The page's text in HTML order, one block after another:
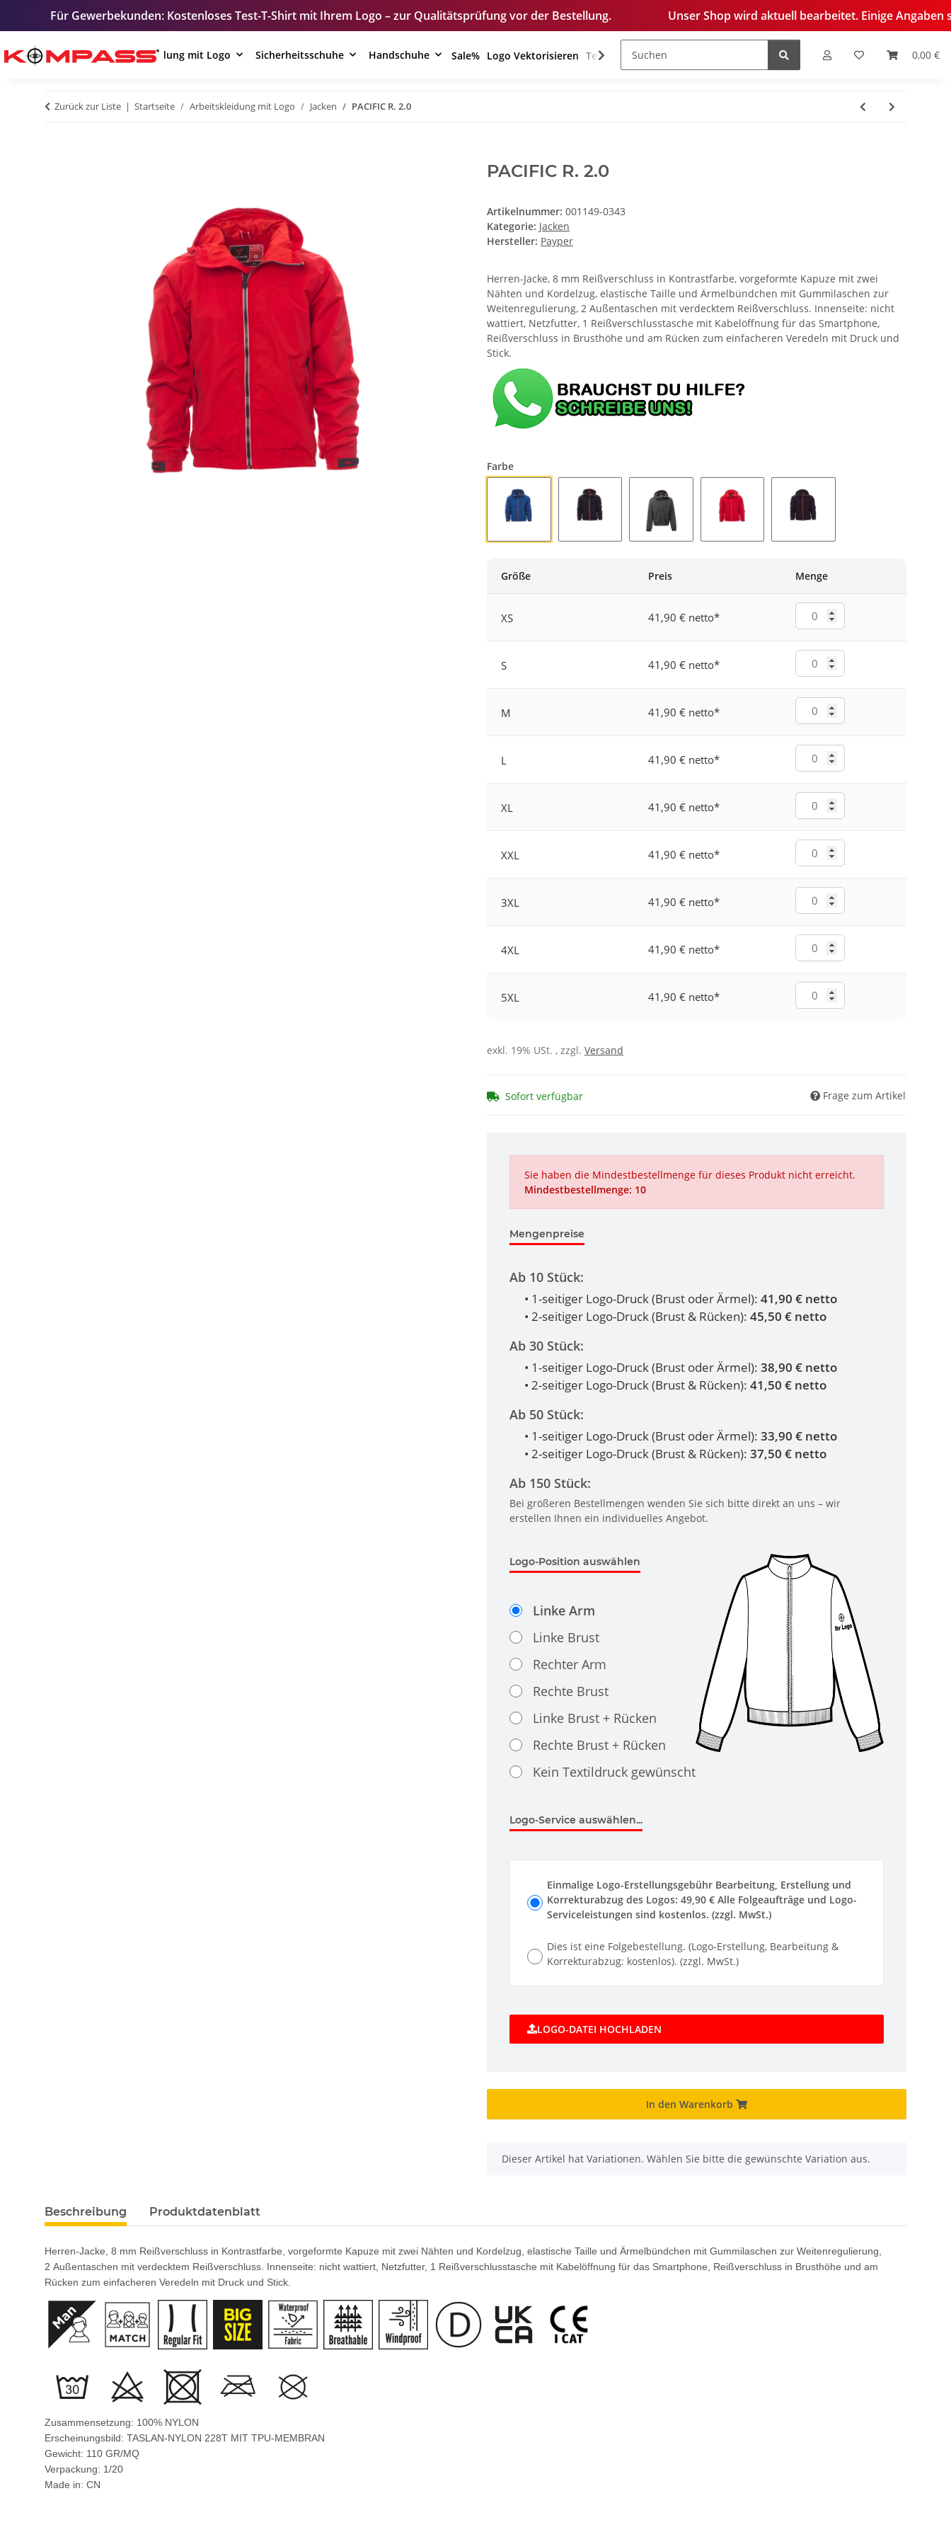
Kostenloses Test-T-Shirt mit Ihrem Logo – zur Qualitätsprüfung vor der Bestellung. Unser Shop wird aktuell bearbeitet. Einige Angaben sind derzeit
0,00 €
Arbeitskleidung mit Logo Sicherheitsschuhe Handschuhe Sale% Logo Vektorisieren Textilveredelung
Zurück zur Liste Startseite Arbeitskleidung mit Logo Jacken PACIFIC R. 2.0
PACIFIC R. 2.0
Artikelnummer: 001149-0343
Kategorie: Jacken
Hersteller: Payper
Herren-Jacke, 8 mm Reißverschluss in Kontrastfarbe, vorgeformte Kapuze mit zwei
Nähten und Kordelzug, elastische Taille und Ärmelbündchen mit Gummilaschen zur
Weitenregulierung, 2 Außentaschen mit verdecktem Reißverschluss. Innenseite: nicht
wattiert, Netzfutter, 1 Reißverschlusstasche mit Kabelöffnung für das Smartphone,
Reißverschluss in Brusthöhe und am Rücken zum einfacheren Veredeln mit Druck und
Stick.
Farbe
KÖNIGSBLAU
Größe Preis Menge
XS 41,90 € netto*
S 41,90 € netto*
M 41,90 € netto*
L 41,90 € netto*
XL 41,90 € netto*
XXL 41,90 € netto*
3XL 41,90 € netto*
4XL 41,90 € netto*
5XL 41,90 € netto*
exkl. 19% USt. , zzgl. Versand
Sofort verfügbar Frage zum Artikel
Sie haben die Mindestbestellmenge für dieses Produkt nicht erreicht.
Mindestbestellmenge: 10
Mengenpreise
Ab 10 Stück:
• 1-seitiger Logo-Druck (Brust oder Ärmel): 41,90 € netto
• 2-seitiger Logo-Druck (Brust & Rücken): 45,50 € netto
Ab 30 Stück:
• 1-seitiger Logo-Druck (Brust oder Ärmel): 38,90 € netto
• 2-seitiger Logo-Druck (Brust & Rücken): 41,50 € netto
Ab 50 Stück:
• 1-seitiger Logo-Druck (Brust oder Ärmel): 33,90 € netto
• 2-seitiger Logo-Druck (Brust & Rücken): 37,50 € netto
Ab 150 Stück:
Bei größeren Bestellmengen wenden Sie sich bitte direkt an uns – wir
erstellen Ihnen ein individuelles Angebot.
Logo-Position auswählen
Linke Arm
Linke Brust
Rechter Arm
Rechte Brust
Linke Brust + Rücken
Rechte Brust + Rücken
Kein Textildruck gewünscht
Logo-Service auswählen...
Einmalige Logo-Erstellungsgebühr Bearbeitung, Erstellung und
Korrekturabzug des Logos: 49,90 € Alle Folgeaufträge und Logo-
Serviceleistungen sind kostenlos. (zzgl. MwSt.)
Dies ist eine Folgebestellung. (Logo-Erstellung, Bearbeitung &
Korrekturabzug: kostenlos). (zzgl. MwSt.)
LOGO-DATEI HOCHLADEN
In den Warenkorb
x
Dieser Artikel hat Variationen. Wählen Sie bitte die gewünschte Variation aus.
Beschreibung Produktdatenblatt
Herren-Jacke, 8 mm Reißverschluss in Kontrastfarbe, vorgeformte Kapuze mit zwei Nähten und Kordelzug, elastische Taille und Ärmelbündchen mit Gummilaschen zur Weitenregulierung,
2 Außentaschen mit verdecktem Reißverschluss. Innenseite: nicht wattiert, Netzfutter, 1 Reißverschlusstasche mit Kabelöffnung für das Smartphone, Reißverschluss in Brusthöhe und am
Rücken zum einfacheren Veredeln mit Druck und Stick.
Zusammensetzung: 100% NYLON
Erscheinungsbild: TASLAN-NYLON 228T MIT TPU-MEMBRAN
Gewicht: 110 GR/MQ
Verpackung: 1/20
Made in: CN